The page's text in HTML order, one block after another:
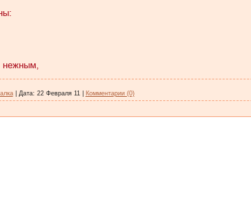
нежным,
Дата: 22 Февраля 11 Комментарии (0)